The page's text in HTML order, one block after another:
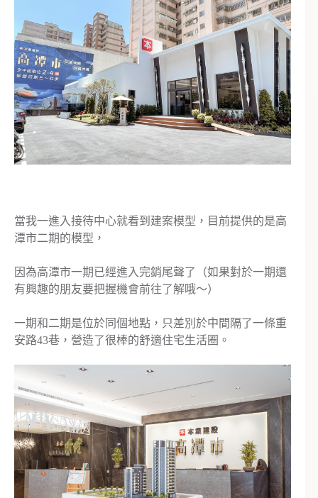
當我一進入接待中心就看到建案模型，目前提供的是高
潭市二期的模型，
因為高潭市一期已經進入完銷尾聲了（如果對於一期還
有興趣的朋友要把握機會前往了解哦～）
一期和二期是位於同個地點，只差別於中間隔了一條重
安路43巷，營造了很棒的舒適住宅生活圈。